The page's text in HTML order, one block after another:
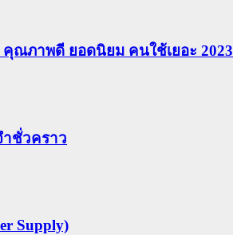
ณภาพดี ยอดนิยม คนใช้เยอะ 2023
ชั่วคราว
Supply)